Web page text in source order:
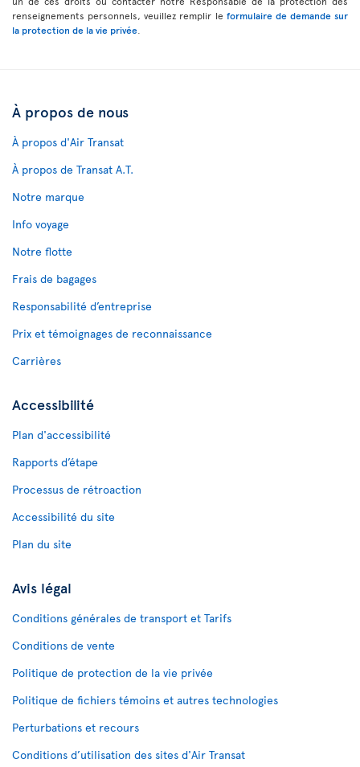
renseignements personnels, veuillez remplir le formulaire de demande sur
la protection de la vie privée
À propos de nous
À propos d'Air Transat
À propos de Transat A.T.
Notre marque
Info voyage
Notre flotte
Frais de bagages
Responsabilité d’entreprise
Prix et témoignages de reconnaissance
Carrières
Accessibilité
Plan d'accessibilité
Rapports d’étape
Processus de rétroaction
Accessibilité du site
Plan du site
Avis légal
Conditions générales de transport et Tarifs
Conditions de vente
Politique de protection de la vie privée
Politique de fichiers témoins et autres technologies
Perturbations et recours
Conditions d’utilisation des sites d'Air Transat